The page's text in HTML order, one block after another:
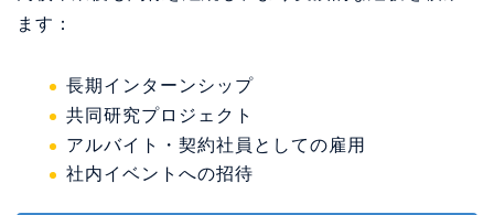
ます：
長期インターンシップ
共同研究プロジェクト
アルバイト・契約社員としての雇用
社内イベントへの招待